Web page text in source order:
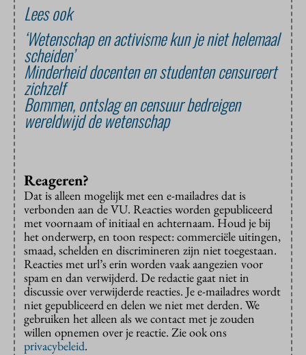
Lees ook
‘Wetenschap en activisme kun je niet helemaal
scheiden’
Minderheid docenten en studenten censureert
zichzelf
Bommen, ontslag en censuur bedreigen
wereldwijd de wetenschap
Reageren?
Dat is alleen mogelijk met een e-mailadres dat is
verbonden aan de VU. Reacties worden gepubliceerd
met voornaam of initiaal en achternaam. Houd je bij
het onderwerp, en toon respect: commerciële uitingen,
smaad, schelden en discrimineren zijn niet toegestaan.
Reacties met url’s erin worden vaak aangezien voor
spam en dan verwijderd. De redactie gaat niet in
discussie over verwijderde reacties. Je e-mailadres wordt
niet gepubliceerd en delen we niet met derden. We
gebruiken het alleen als we contact met je zouden
willen opnemen over je reactie. Zie ook ons
privacybeleid.